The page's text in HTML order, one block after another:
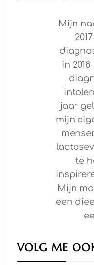
Mijn
in
jaar
mijn
te
Mijn
een
VOLG ME